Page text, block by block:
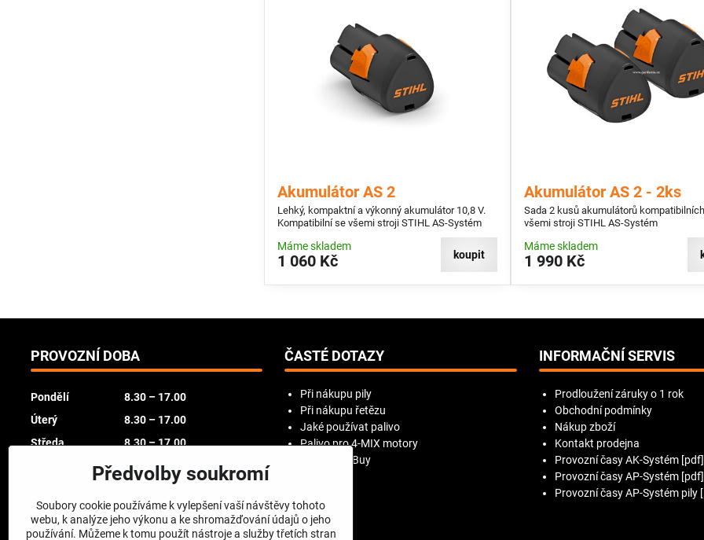
Akumulátor AS 2
Lehký, kompaktní a výkonný akumulátor 10,8 V.
Kompatibilní se všemi stroji STIHL AS-Systém
Máme skladem
1 060 Kč koupit
Akumulátor AS 2 - 2ks
Sada 2 kusů akumulátorů
všemi stroji STIHL AS-Systém
Máme skladem
1 990 Kč
PROVOZNÍ DOBA
Pondělí
8.30 – 17.00
Úterý
8.30 – 17.00
Středa
8.30 – 17.00
8.30 – 17.00
8.30 – 16.00
Sobota
zavřeno
Neděle
zavřeno
ČASTÉ DOTAZY
Při nákupu pily
Při nákupu řetězu
Jaké používat palivo
Palivo pro 4-MIX motory
Try Before Buy
INFORMAČNÍ SERVIS
Prodloužení záruky o 1 rok
Obchodní podmínky
Nákup zboží
Kontakt prodejna
Provozní časy AK-Systém [pdf]
Provozní časy AP-Systém [pdf]
Provozní časy AP-Systém pily
Předvolby soukromí
Soubory cookie používáme k vylepšení vaší návštěvy tohoto
webu, k analýze jeho výkonu a ke shromažďování údajů o jeho
používání. Můžeme k tomu použít nástroje a služby třetích stran